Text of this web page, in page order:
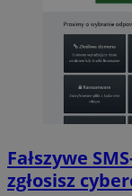
Fałszywe
zgłosisz